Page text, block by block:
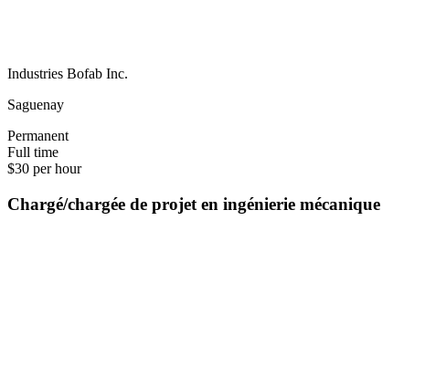
Industries Bofab Inc.
Saguenay
Permanent
Full time
$30 per hour
Chargé/chargée de projet en ingénierie mécanique